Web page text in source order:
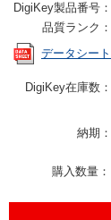
DigiKey製品番号：
品質ランク：
データシート
DigiKey在庫数：
納期：
購入数量